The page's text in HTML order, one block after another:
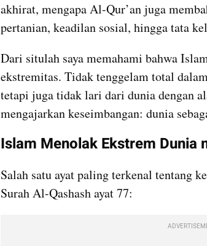
akhirat, mengapa Al-Qur’an juga
pertanian, keadilan sosial, hingga tata
Dari situlah saya memahami bahwa
ekstremitas. Tidak tenggelam total
tetapi juga tidak lari dari dunia dengan
mengajarkan keseimbangan: dunia
Islam Menolak Ekstrem Dunia
Salah satu ayat paling terkenal tentang
Surah Al-Qashash ayat 77: